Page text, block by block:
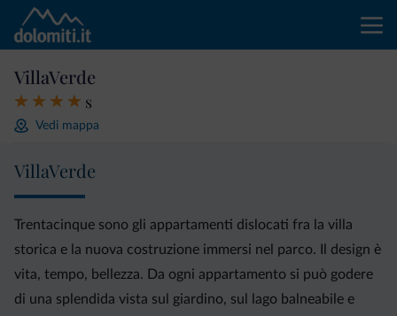
VillaVerde
s
Vedi mappa
VillaVerde
Trentacinque sono gli appartamenti dislocati fra la villa
storica e la nuova costruzione immersi nel parco. Il design è
vita, tempo, bellezza. Da ogni appartamento si può godere
di una splendida vista sul giardino, sul lago balneabile e